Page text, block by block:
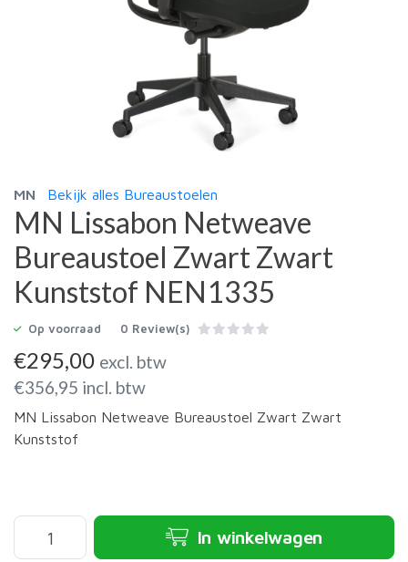
MN Bekijk alles Bureaustoelen
MN Lissabon Netweave
Bureaustoel Zwart Zwart
Kunststof NEN1335
Op voorraad 0 Review(s)
€295,00 excl. btw
€356,95 incl. btw
MN Lissabon Netweave Bureaustoel Zwart Zwart
Kunststof
In winkelwagen